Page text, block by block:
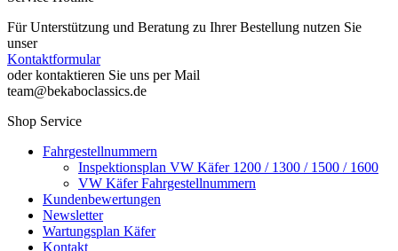
Für Unterstützung und Beratung zu Ihrer Bestellung nutzen Sie
unser
Kontaktformular
oder kontaktieren Sie uns per Mail
team@bekaboclassics.de
Shop Service
Fahrgestellnummern
Inspektionsplan VW Käfer 1200 / 1300 / 1500 / 1600
VW Käfer Fahrgestellnummern
Kundenbewertungen
Newsletter
Wartungsplan Käfer
Kontakt